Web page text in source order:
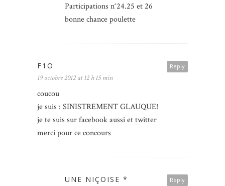
Participations n°24.25 et 26
bonne chance poulette
Reply
F1O
19 octobre 2012 at 12 h 15 min
coucou
je suis : SINISTREMENT GLAUQUE!
je te suis sur facebook aussi et twitter
merci pour ce concours
Reply
UNE NIÇOISE *